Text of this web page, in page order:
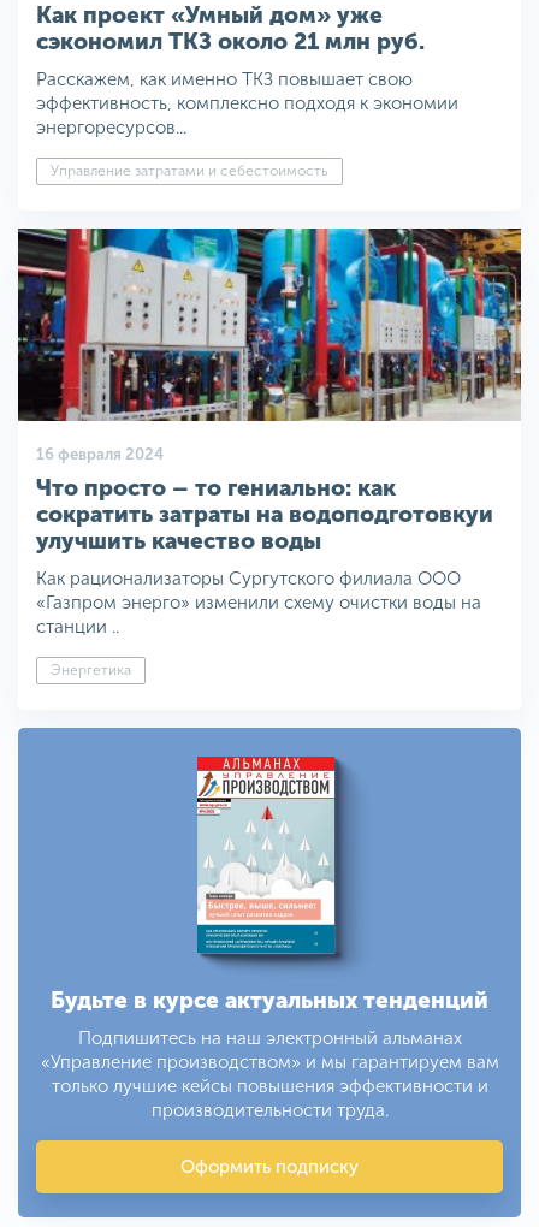
Как проект «Умный дом» уже
сэкономил ТКЗ около 21 млн руб.
Расскажем, как именно ТКЗ повышает свою
эффективность, комплексно подходя к экономии
энергоресурсов...
Управление затратами и себестоимость
16 февраля 2024
Что просто – то гениально: как
сократить затраты на водоподготовкуи
улучшить качество воды
Как рационализаторы Сургутского филиала ООО
«Газпром энерго» изменили схему очистки воды на
станции ..
Энергетика
Будьте в курсе актуальных тенденций
Подпишитесь на наш электронный альманах
«Управление производством» и мы гарантируем вам
только лучшие кейсы повышения эффективности и
производительности труда.
Оформить подписку